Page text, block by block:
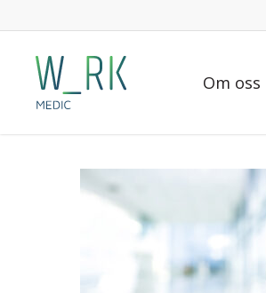
to
content
Om oss